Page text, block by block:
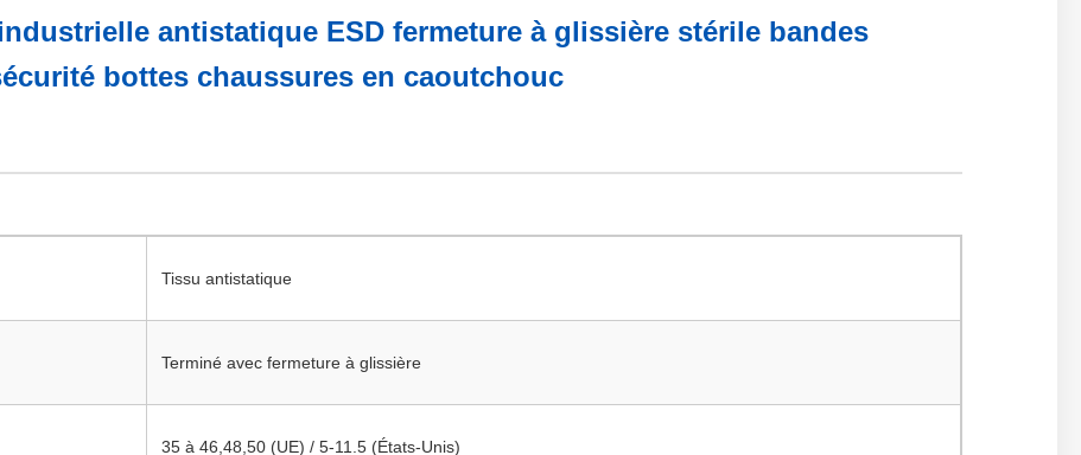
antistatique ESD fermeture à glissière stérile bandes
bottes chaussures en caoutchouc
Tissu antistatique
Terminé avec fermeture à glissière
35 à 46,48,50 (UE) / 5-11.5 (États-Unis)